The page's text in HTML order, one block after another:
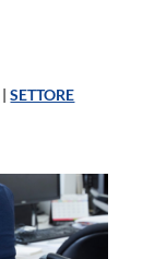
|SETTORE